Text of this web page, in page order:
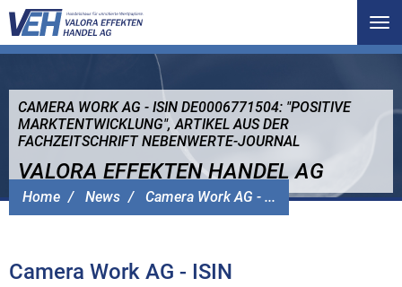
Home News Camera Work AG - ...
CAMERA WORK AG - ISIN DE0006771504: "POSITIVE
MARKTENTWICKLUNG", ARTIKEL AUS DER
FACHZEITSCHRIFT NEBENWERTE-JOURNAL
VALORA EFFEKTEN HANDEL AG
Camera Work AG - ISIN